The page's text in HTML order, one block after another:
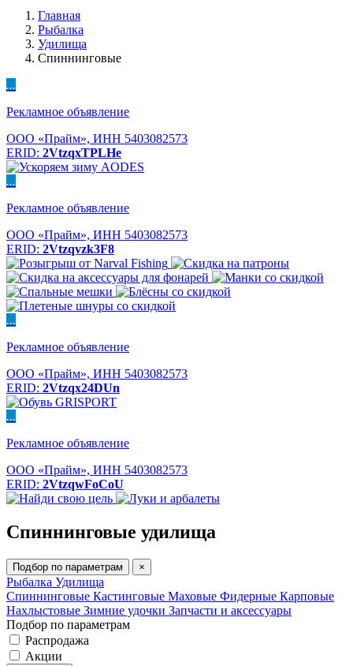
Главная
Рыбалка
Удилища
Спиннинговые
...
Рекламное объявление
ООО «Прайм», ИНН 5403082573
ERID: 2VtzqxTPLHe
...
Рекламное объявление
ООО «Прайм», ИНН 5403082573
ERID: 2Vtzqvzk3F8
...
Рекламное объявление
ООО «Прайм», ИНН 5403082573
ERID: 2Vtzqx24DUn
...
Рекламное объявление
ООО «Прайм», ИНН 5403082573
ERID: 2VtzqwFoCoU
Спиннинговые удилища
Подбор по параметрам ×
Рыбалка Удилища
Спиннинговые Кастинговые Маховые Фидерные Карповые
Нахлыстовые Зимние удочки Запчасти и аксессуары
Подбор по параметрам
Распродажа
Акции